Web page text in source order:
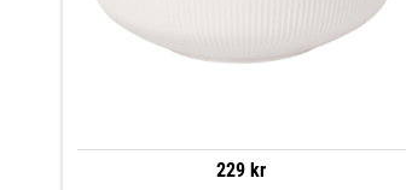
229 kr